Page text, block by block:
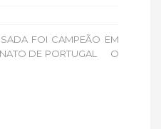
FOI CAMPEÃO EM
DE PORTUGAL O